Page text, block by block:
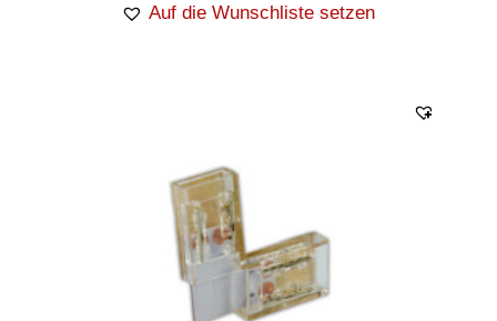
Auf die Wunschliste setzen